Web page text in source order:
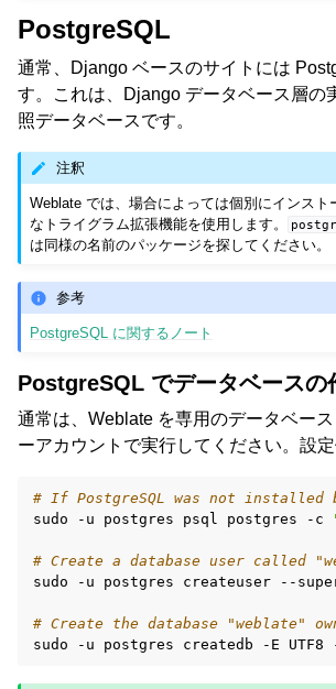
PostgreSQL
通常、Django ベースのサイトには
す。これは、Django データベース層の
照データベースです。
注釈
Weblate では、場合によっては個別にインスト
なトライグラム拡張機能を使用します。
は同様の名前のパッケージを探してください。
参考
PostgreSQL に関するノート
PostgreSQL でデータベースの
通常は、Weblate を専用のデータベー
ーアカウントで実行してください。設
# If PostgreSQL was not installed
sudo
-u postgres psql postgres -c
# Create a database user called
sudo
-u postgres createuser --
# Create the database "weblate"
sudo
-u postgres createdb -E UTF8